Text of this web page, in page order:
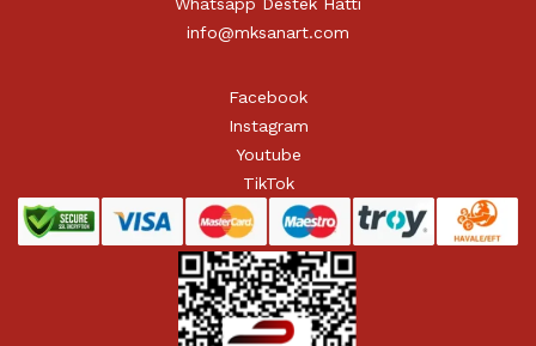
Whatsapp Destek Hattı
info@mksanart.com
Facebook
Instagram
Youtube
TikTok